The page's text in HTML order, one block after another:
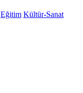
Eğitim Kültür-Sanat